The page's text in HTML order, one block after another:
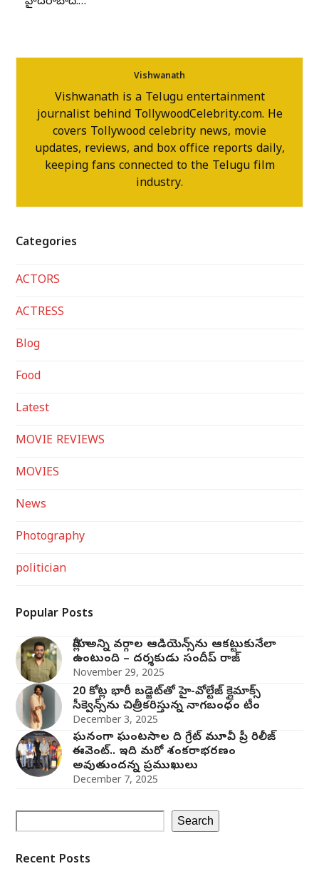
Vishwanath
Vishwanath is a Telugu entertainment
journalist behind TollywoodCelebrity.com. He
covers Tollywood celebrity news, movie
updates, reviews, and box office reports daily,
keeping fans connected to the Telugu film
industry.
Categories
ACTORS
ACTRESS
Blog
Food
Latest
MOVIE REVIEWS
MOVIES
News
Photography
politician
Popular Posts
మోగ్లీ’ అన్ని వర్గాల ఆడియెన్స్‌ను ఆకట్టుకునేలా
ఉంటుంది – దర్శకుడు సందీప్ రాజ్
November 29, 2025
20 కోట్ల భారీ బడ్జెట్‌తో హై-వోల్టేజ్ క్లైమాక్స్
సీక్వెన్స్‌ను చిత్రీకరిస్తున్న నాగబంధం టీం
December 3, 2025
ఘనంగా ఘంటసాల ది గ్రేట్ మూవీ ప్రీ రిలీజ్
ఈవెంట్.. ఇది మరో శంకరాభరణం
అవుతుందన్న ప్రముఖులు
December 7, 2025
Search
Recent Posts